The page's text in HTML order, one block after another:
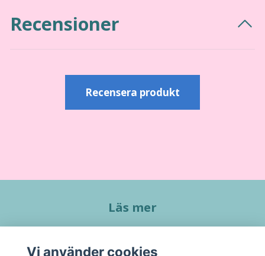
Recensioner
Recensera produkt
Läs mer
Vi använder cookies